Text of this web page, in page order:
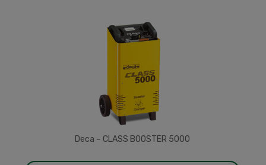
Deca – CLASS BOOSTER 5000